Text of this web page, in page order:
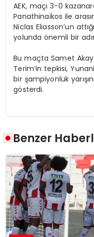
AEK, maçı 3-0
Panathinaikos ile
Niclas Eliasson’un
yolunda önemli bir
Bu maçta Samet
Terim’in tepkisi,
bir şampiyonluk
gösterdi.
Benzer